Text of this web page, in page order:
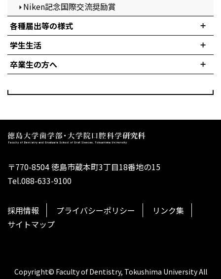
Niken記念国際交流奨励賞
各種届出等の様式
学生生活
卒業生の方へ
〒770-8504 徳島市蔵本町3丁目18番地の15
Tel.088-633-9100
採用情報 プライバシーポリシー
リンク集
サイトマップ
Copyright© Faculty of Dentistry, Tokushima University All